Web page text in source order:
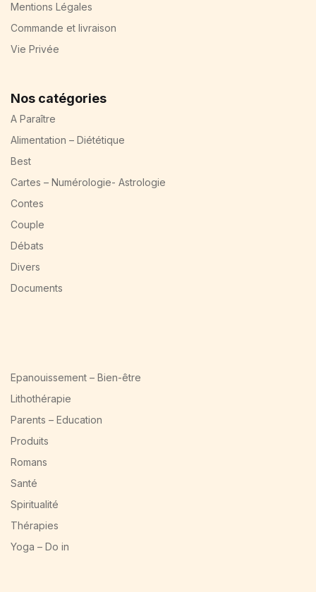
Mentions Légales
Commande et livraison
Vie Privée
Nos catégories
A Paraître
Alimentation – Diététique
Best
Cartes – Numérologie- Astrologie
Contes
Couple
Débats
Divers
Documents
Epanouissement – Bien-être
Lithothérapie
Parents – Education
Produits
Romans
Santé
Spiritualité
Thérapies
Yoga – Do in